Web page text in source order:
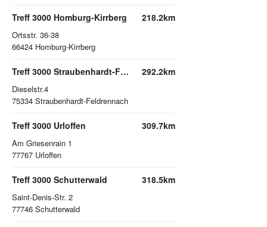
Treff 3000 Homburg-Kirrberg
Ortsstr. 36-38
66424 Homburg-Kirrberg
218.2km
Treff 3000 Straubenhardt-Feldrennach
Dieselstr.4
75334 Straubenhardt-Feldrennach
292.2km
Treff 3000 Urloffen
Am Griesenrain 1
77767 Urloffen
309.7km
Treff 3000 Schutterwald
Saint-Denis-Str. 2
77746 Schutterwald
318.5km